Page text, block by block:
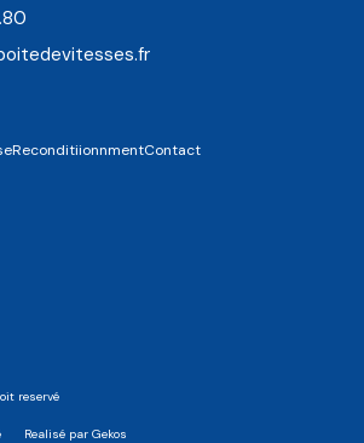
ReconditiionnmentContact
reservé
Realisé par Gekos